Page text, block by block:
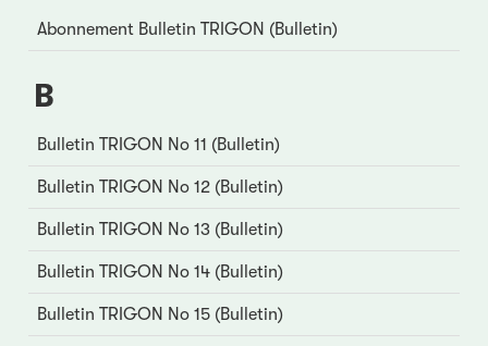
Abonnement Bulletin TRIGON (Bulletin)
B
Bulletin TRIGON No 11 (Bulletin)
Bulletin TRIGON No 12 (Bulletin)
Bulletin TRIGON No 13 (Bulletin)
Bulletin TRIGON No 14 (Bulletin)
Bulletin TRIGON No 15 (Bulletin)